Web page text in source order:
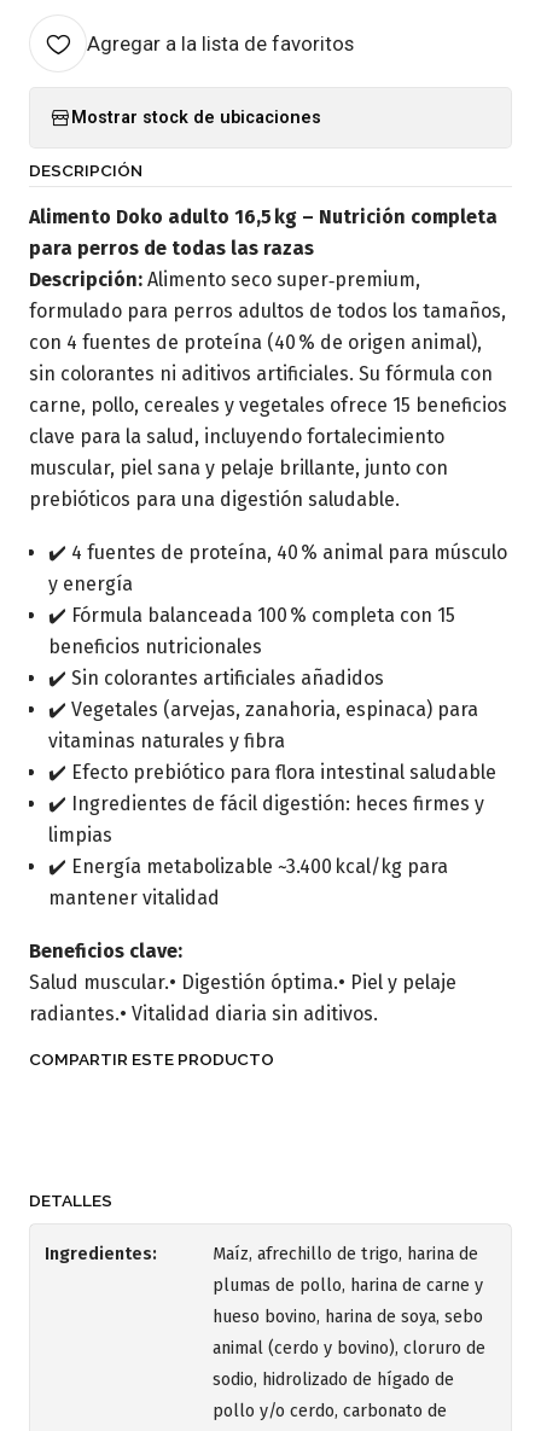
Agregar a la lista de favoritos
Mostrar stock de ubicaciones
DESCRIPCIÓN
Alimento Doko adulto 16,5 kg – Nutrición completa
para perros de todas las razas
Descripción: Alimento seco super‑premium,
formulado para perros adultos de todos los tamaños,
con 4 fuentes de proteína (40 % de origen animal),
sin colorantes ni aditivos artificiales. Su fórmula con
carne, pollo, cereales y vegetales ofrece 15 beneficios
clave para la salud, incluyendo fortalecimiento
muscular, piel sana y pelaje brillante, junto con
prebióticos para una digestión saludable.
✔️ 4 fuentes de proteína, 40 % animal para músculo
y energía
✔️ Fórmula balanceada 100 % completa con 15
beneficios nutricionales
✔️ Sin colorantes artificiales añadidos
✔️ Vegetales (arvejas, zanahoria, espinaca) para
vitaminas naturales y fibra
✔️ Efecto prebiótico para flora intestinal saludable
✔️ Ingredientes de fácil digestión: heces firmes y
limpias
✔️ Energía metabolizable ~3.400 kcal/kg para
mantener vitalidad
Beneficios clave:
Salud muscular.• Digestión óptima.• Piel y pelaje
radiantes.• Vitalidad diaria sin aditivos.
COMPARTIR ESTE PRODUCTO
DETALLES
Ingredientes:
Maíz, afrechillo de trigo, harina de
plumas de pollo, harina de carne y
hueso bovino, harina de soya, sebo
animal (cerdo y bovino), cloruro de
sodio, hidrolizado de hígado de
pollo y/o cerdo, carbonato de